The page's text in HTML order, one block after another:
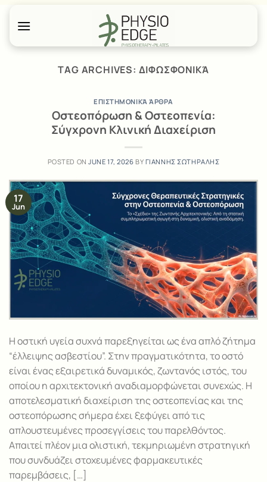
content
TAG ARCHIVES: ΔΙΦΩΣΦΟΝΙΚΆ
ΕΠΙΣΤΗΜΟΝΙΚΆ ΆΡΘΡΑ
Οστεοπόρωση & Οστεοπενία:
Σύγχρονη Κλινική Διαχείριση
POSTED ONJUNE 17, 2026 BY ΓΙΑΝΝΗΣ ΣΩΤΗΡΑΛΗΣ
17
Jun
Η οστική υγεία συχνά παρεξηγείται ως ένα απλό ζήτημα
“έλλειψης ασβεστίου”. Στην πραγματικότητα, το οστό
είναι ένας εξαιρετικά δυναμικός, ζωντανός ιστός, του
οποίου η αρχιτεκτονική αναδιαμορφώνεται συνεχώς. Η
αποτελεσματική διαχείριση της οστεοπενίας και της
οστεοπόρωσης σήμερα έχει ξεφύγει από τις
απλουστευμένες προσεγγίσεις του παρελθόντος.
Απαιτεί πλέον μια ολιστική, τεκμηριωμένη στρατηγική
που συνδυάζει στοχευμένες φαρμακευτικές
παρεμβάσεις, […]